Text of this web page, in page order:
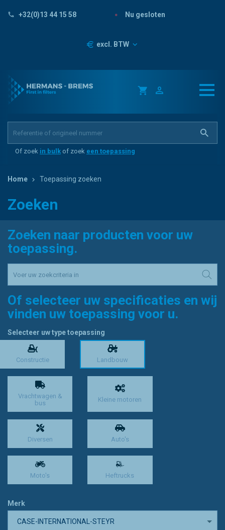
+32(0)13 44 15 58 Nu gesloten
Prijzen
excl. BTW
Of zoek in bulk of zoek een toepassing
Home Toepassing zoeken
Zoeken
Zoeken naar producten voor uw
toepassing.
Of selecteer uw specificaties en wij
vinden uw toepassing voor u.
Selecteer uw type toepassing
Constructie Landbouw
Vrachtwagen &
bus
Kleine motoren
Diversen Auto's
Moto's Heftrucks
Merk
CASE-INTERNATIONAL-STEYR